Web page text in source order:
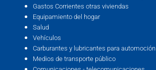
Gastos Corrientes otras viviendas
Equipamiento del hogar
Salud
Vehículos
Carburantes y lubricantes para automoción
Medios de transporte público